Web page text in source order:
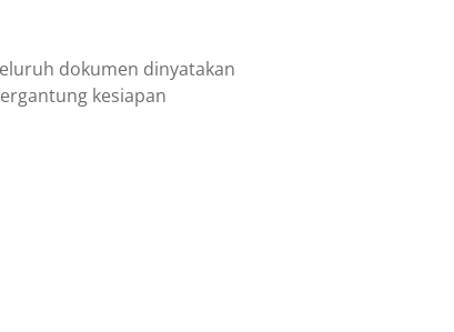
dokumen dinyatakan
kesiapan